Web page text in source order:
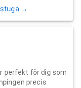
stuga →
perfekt för dig som
precis